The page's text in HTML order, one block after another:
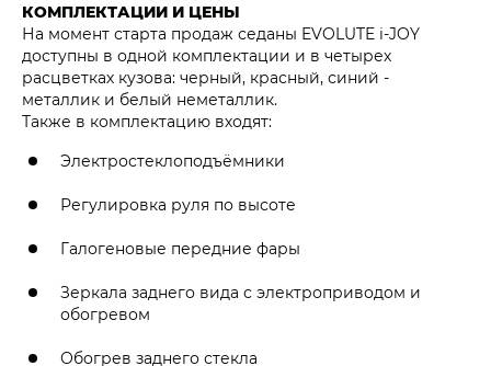
КОМПЛЕКТАЦИИ И ЦЕНЫ
На момент старта продаж седаны EVOLUTE i‑JOY
доступны в одной комплектации и в четырех
расцветках кузова: черный, красный, синий -
металлик и белый неметаллик.
Также в комплектацию входят:
Электростеклоподъёмники
Регулировка руля по высоте
Галогеновые передние фары
Зеркала заднего вида с электроприводом и
обогревом
Обогрев заднего стекла